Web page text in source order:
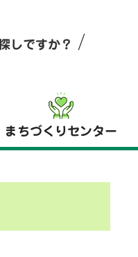
しですか？
まちづくりセンター